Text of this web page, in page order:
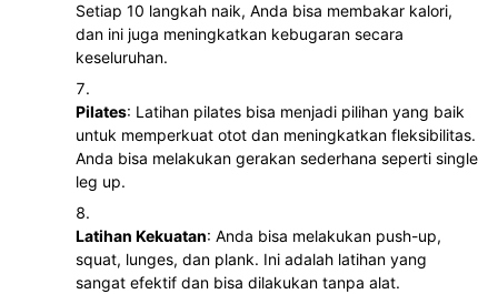
Setiap 10 langkah naik, Anda bisa membakar kalori,
dan ini juga meningkatkan kebugaran secara
keseluruhan.
Pilates: Latihan pilates bisa menjadi pilihan yang baik
untuk memperkuat otot dan meningkatkan fleksibilitas.
Anda bisa melakukan gerakan sederhana seperti single
leg up.
Latihan Kekuatan: Anda bisa melakukan push-up,
squat, lunges, dan plank. Ini adalah latihan yang
sangat efektif dan bisa dilakukan tanpa alat.